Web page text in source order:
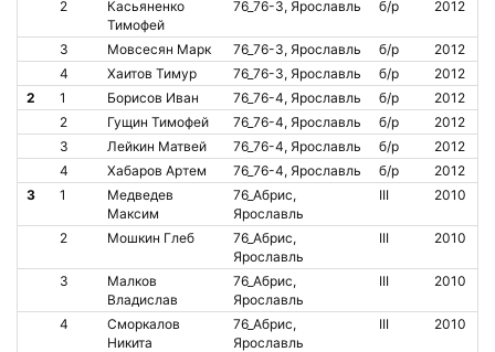
2
Касьяненко
Тимофей
76_76-3, Ярославль б/р 2012
3 Мовсесян Марк 76_76-3, Ярославль б/р
2012
4
Хаитов Тимур 76_76-3, Ярославль б/р
2012
2
1 Борисов Иван 76_76-4, Ярославль б/р
2012
2
Гущин Тимофей 76_76-4, Ярославль б/р
2012
3
Лейкин Матвей 76_76-4, Ярославль б/р
2012
4
Хабаров Артем 76_76-4, Ярославль б/р
2012
3
1
Медведев
Максим
76_Абрис,
Ярославль
III 2010
2 Мошкин Глеб
76_Абрис,
Ярославль
III 2010
3
Малков
Владислав
76_Абрис,
Ярославль
III 2010
4
Сморкалов
Никита
76_Абрис,
Ярославль
III 2010